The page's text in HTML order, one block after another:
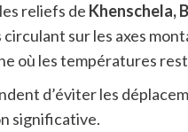
reliefs de Khenschela,
circulant sur les axes
où les températures
d’éviter les
significative.